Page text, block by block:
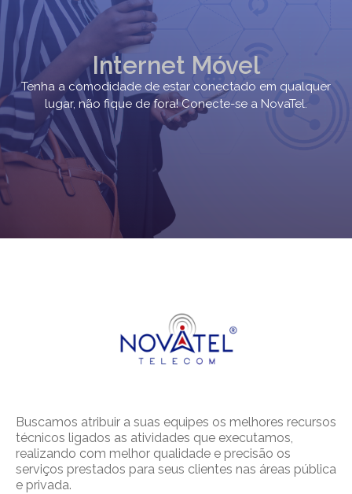
Internet Móvel
Tenha a comodidade de estar conectado em qualquer
lugar, não fique de fora! Conecte-se a NovaTel.
Buscamos atribuir a suas equipes os melhores recursos
técnicos ligados as atividades que executamos,
realizando com melhor qualidade e precisão os
serviços prestados para seus clientes nas áreas pública
e privada.